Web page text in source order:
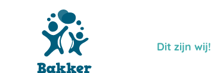
Dit zijn wij!